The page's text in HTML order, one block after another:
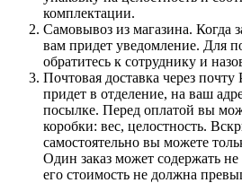
комплектации.
Самовывоз из магазина. Когда
вам придет уведомление. Для
обратитесь к сотруднику и
Почтовая доставка через почту
придет в отделение, на ваш
посылке. Перед оплатой вы
коробки: вес, целостность.
самостоятельно вы можете
Один заказ может содержать
его стоимость не должна